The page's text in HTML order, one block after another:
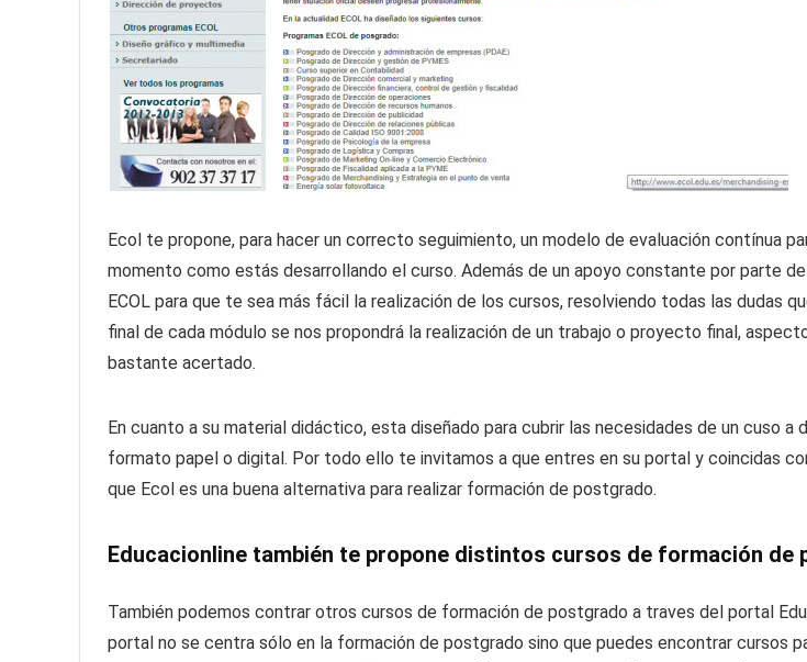
Ecol te propone, para hacer un correcto seguimiento, un modelo de evaluación contínua
momento como estás desarrollando el curso. Además de un apoyo constante por parte
ECOL para que te sea más fácil la realización de los cursos, resolviendo todas las dudas
final de cada módulo se nos propondrá la realización de un trabajo o proyecto final,
bastante acertado.
En cuanto a su material didáctico, esta diseñado para cubrir las necesidades de un cuso a
formato papel o digital. Por todo ello te invitamos a que entres en su portal y coincidas
que Ecol es una buena alternativa para realizar formación de postgrado.
Educacionline también te propone distintos cursos de formación de
También podemos contrar otros cursos de formación de postgrado a traves del portal
portal no se centra sólo en la formación de postgrado sino que puedes encontrar cursos